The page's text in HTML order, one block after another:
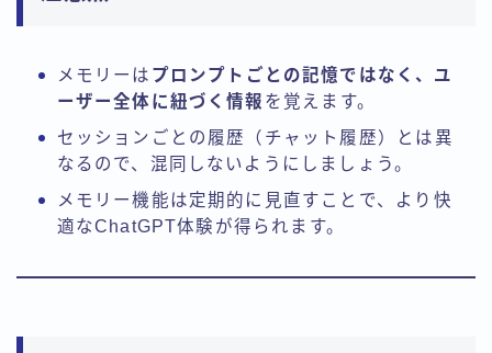
メモリーは プロンプトごとの記憶ではなく、ユ
ーザー全体に紐づく情報 を覚えます。
セッションごとの履歴（チャット履歴）とは異
なるので、混同しないようにしましょう。
メモリー機能は定期的に見直すことで、より快
適なChatGPT体験が得られます。